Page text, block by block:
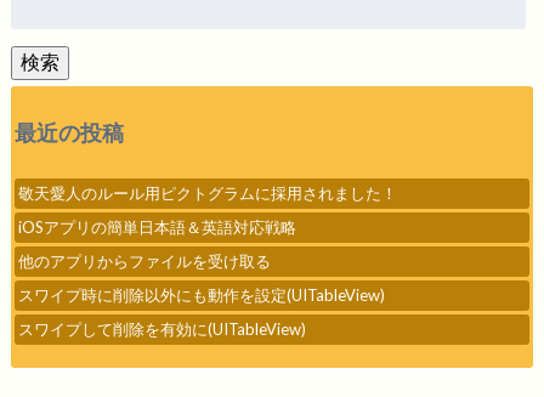
検索
最近の投稿
敬天愛人のルール用ピクトグラムに採用されました！
iOSアプリの簡単日本語＆英語対応戦略
他のアプリからファイルを受け取る
スワイプ時に削除以外にも動作を設定(UITableView)
スワイプして削除を有効に(UITableView)